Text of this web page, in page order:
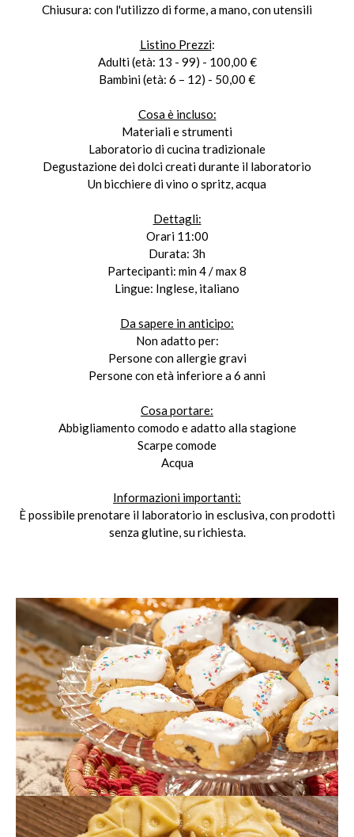
Chiusura: con l'utilizzo di forme, a mano, con utensili
Listino Prezzi:
Adulti (età: 13 - 99) - 100,00 €
Bambini (età: 6 – 12) - 50,00 €
Cosa è incluso:
Materiali e strumenti
Laboratorio di cucina tradizionale
Degustazione dei dolci creati durante il laboratorio
Un bicchiere di vino o spritz, acqua
Dettagli:
Orari 11:00
Durata: 3h
Partecipanti: min 4 / max 8
Lingue: Inglese, italiano
Da sapere in anticipo:
Non adatto per:
Persone con allergie gravi
Persone con età inferiore a 6 anni
Cosa portare:
Abbigliamento comodo e adatto alla stagione
Scarpe comode
Acqua
Informazioni importanti:
È possibile prenotare il laboratorio in esclusiva, con prodotti
senza glutine, su richiesta.